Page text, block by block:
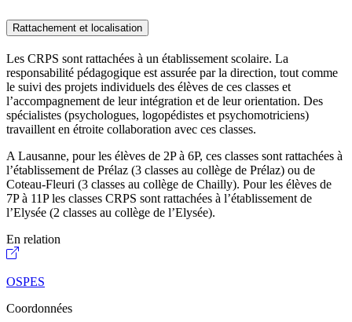
Rattachement et localisation
Les CRPS sont rattachées à un établissement scolaire. La
responsabilité pédagogique est assurée par la direction, tout comme
le suivi des projets individuels des élèves de ces classes et
l’accompagnement de leur intégration et de leur orientation. Des
spécialistes (psychologues, logopédistes et psychomotriciens)
travaillent en étroite collaboration avec ces classes.
A Lausanne, pour les élèves de 2P à 6P, ces classes sont rattachées à
l’établissement de Prélaz (3 classes au collège de Prélaz) ou de
Coteau-Fleuri (3 classes au collège de Chailly). Pour les élèves de
7P à 11P les classes CRPS sont rattachées à l’établissement de
l’Elysée (2 classes au collège de l’Elysée).
En relation
OSPES
Coordonnées